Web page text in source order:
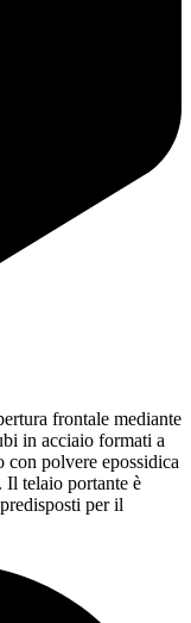
frontale mediante
in acciaio formati a
con polvere epossidica
Il telaio portante è
per il